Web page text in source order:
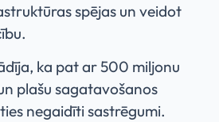
spējas un veidot
ka pat ar 500 miljonu
plašu sagatavošanos
negaidīti sastrēgumi.